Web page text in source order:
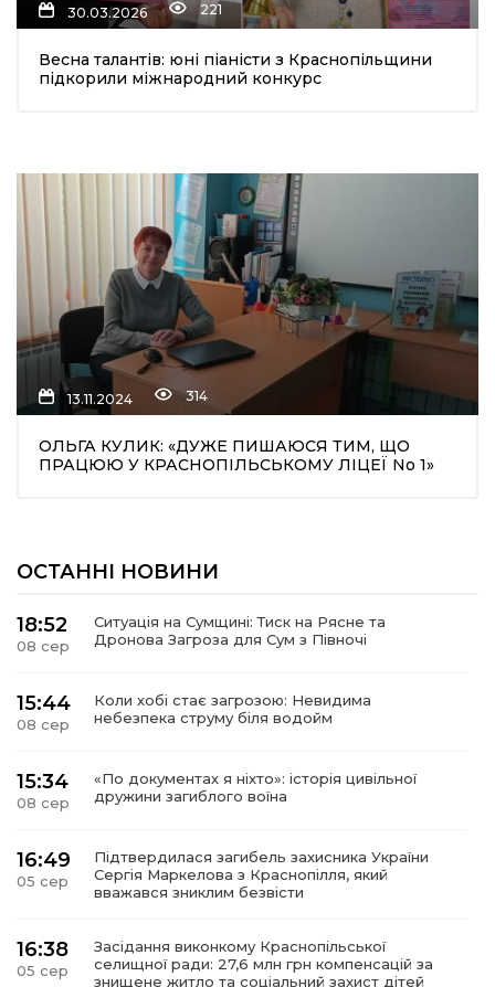
30.03.2026 221
Весна талантів: юні піаністи з Краснопільщини
підкорили міжнародний конкурс
13.11.2024 314
ОЛЬГА КУЛИК: «ДУЖЕ ПИШАЮСЯ ТИМ, ЩО
ПРАЦЮЮ У КРАСНОПІЛЬСЬКОМУ ЛІЦЕЇ No 1»
ОСТАННІ НОВИНИ
18:52
08 сер
Ситуація на Сумщині: Тиск на Рясне та
Дронова Загроза для Сум з Півночі
15:44
08 сер
Коли хобі стає загрозою: Невидима
небезпека струму біля водойм
15:34
08 сер
«По документах я ніхто»: історія цивільної
дружини загиблого воїна
16:49
05 сер
Підтвердилася загибель захисника України
Сергія Маркелова з Краснопілля, який
вважався зниклим безвісти
16:38
05 сер
Засідання виконкому Краснопільської
селищної ради: 27,6 млн грн компенсацій за
знищене житло та соціальний захист дітей